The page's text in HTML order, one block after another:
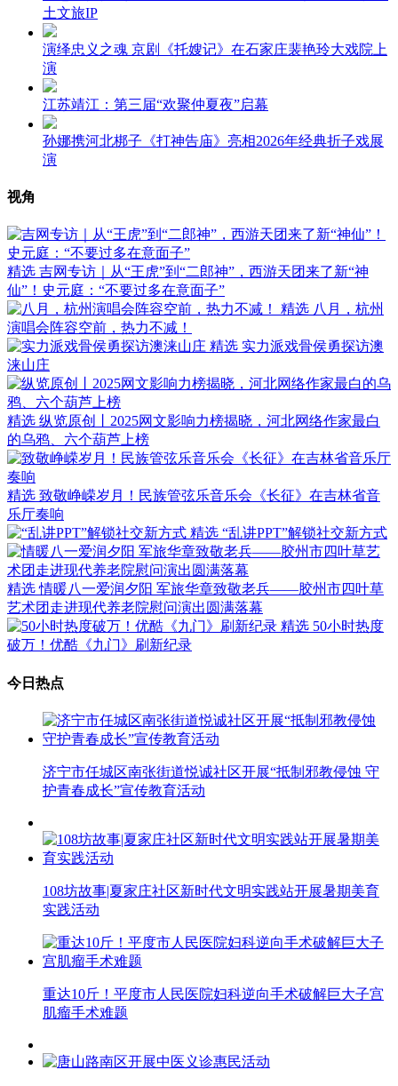
土文旅IP
演绎忠义之魂 京剧《托嫂记》在石家庄裴艳玲大戏院上
演
江苏靖江：第三届“欢聚仲夏夜”启幕
孙娜携河北梆子《打神告庙》亮相2026年经典折子戏展
演
视角
精选 吉网专访｜从“王虎”到“二郎神”，西游天团来了新“神
仙”！史元庭：“不要过多在意面子”
精选 八月，杭州
演唱会阵容空前，热力不减！
精选 实力派戏骨侯勇探访澳
涞山庄
精选 纵览原创丨2025网文影响力榜揭晓，河北网络作家最白
的乌鸦、六个葫芦上榜
精选 致敬峥嵘岁月！民族管弦乐音乐会《长征》在吉林省音
乐厅奏响
精选 “乱讲PPT”解锁社交新方式
精选 情暖八一爱润夕阳 军旅华章致敬老兵——胶州市四叶草
艺术团走进现代养老院慰问演出圆满落幕
精选 50小时热度
破万！优酷《九门》刷新纪录
今日热点
济宁市任城区南张街道悦诚社区开展“抵制邪教侵蚀 守
护青春成长”宣传教育活动
108坊故事|夏家庄社区新时代文明实践站开展暑期美育
实践活动
重达10斤！平度市人民医院妇科逆向手术破解巨大子宫
肌瘤手术难题